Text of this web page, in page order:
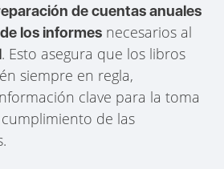
de cuentas anuales
los informes necesarios al
. Esto asegura que los libros
siempre en regla,
clave para la toma
de las